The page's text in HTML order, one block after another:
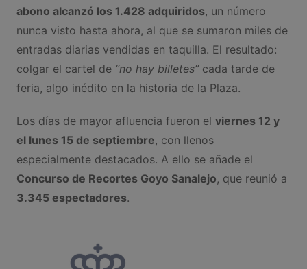
abono alcanzó los 1.428 adquiridos, un número
nunca visto hasta ahora, al que se sumaron miles de
entradas diarias vendidas en taquilla. El resultado:
colgar el cartel de “no hay billetes”cada tarde de
feria, algo inédito en la historia de la Plaza.
Los días de mayor afluencia fueron el viernes 12 y
el lunes 15 de septiembre, con llenos
especialmente destacados. A ello se añade el
Concurso de Recortes Goyo Sanalejo, que reunió a
3.345 espectadores.